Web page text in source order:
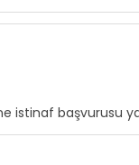
istinaf başvurusu